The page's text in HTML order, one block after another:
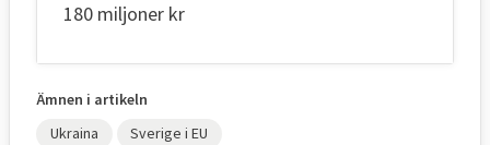
180 miljoner kr
Ämnen i artikeln
Ukraina
Sverige i EU